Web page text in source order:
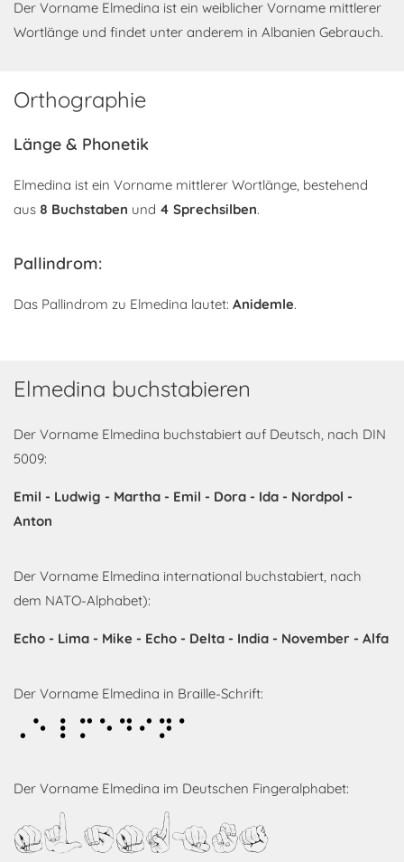
Der Vorname Elmedina ist ein weiblicher Vorname mittlerer
Wortlänge und findet unter anderem in Albanien Gebrauch.
Orthographie
Länge & Phonetik
Elmedina ist ein Vorname mittlerer Wortlänge, bestehend
aus 8 Buchstaben und 4 Sprechsilben.
Pallindrom:
Das Pallindrom zu Elmedina lautet: Anidemle.
Elmedina buchstabieren
Der Vorname Elmedina buchstabiert auf Deutsch, nach DIN
5009:
Emil - Ludwig - Martha - Emil - Dora - Ida - Nordpol -
Anton
Der Vorname Elmedina international buchstabiert, nach
dem NATO-Alphabet):
Echo - Lima - Mike - Echo - Delta - India - November - Alfa
Der Vorname Elmedina in Braille-Schrift:
Elmedina
Der Vorname Elmedina im Deutschen Fingeralphabet:
Elmedina